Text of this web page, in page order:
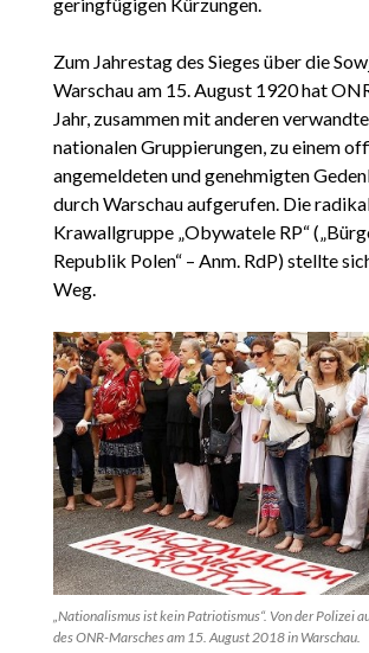
geringfügigen Kürzungen.
Zum Jahrestag des Sieges über die
Warschau am 15. August 1920 hat
Jahr, zusammen mit anderen
nationalen Gruppierungen, zu einem
angemeldeten und genehmigten
durch Warschau aufgerufen. Die
Krawallgruppe „Obywatele RP“
Republik Polen“ – Anm. RdP) stellte
Weg.
„Nationalismus ist kein Patriotismus“. Von der Polizei
des ONR-Marsches am 15. August 2018 in Warschau.